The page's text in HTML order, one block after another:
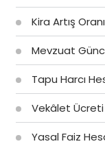
Kira Artış
Mevzuat
Tapu Harcı
Vekâlet
Yasal Faiz